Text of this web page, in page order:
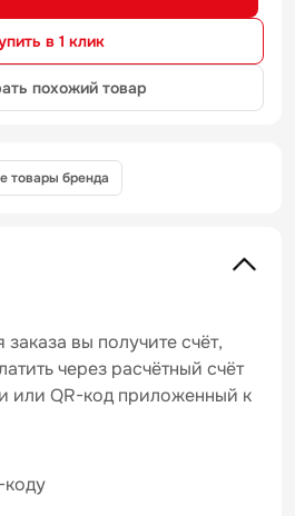
в 1 клик
похожий товар
товары бренда
вы получите счёт,
через расчётный счёт
или QR-код приложенный к
коду